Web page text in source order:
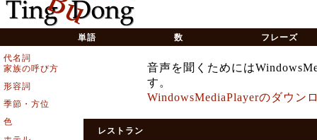
単語 数 フレーズ
代名詞
家族の呼び方
形容詞
季節・方位
色
音声を聞くためには
す。
WindowsMediaPlayerのダウン
レストラン